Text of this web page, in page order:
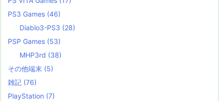
PS3 Games (46)
Diablo3-PS3 (28)
PSP Games (53)
MHP3rd (38)
その他端末 (5)
雑記 (76)
PlayStation (7)